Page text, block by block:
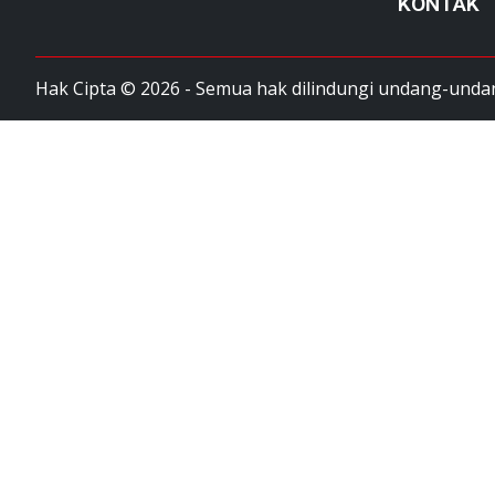
Hak Cipta © 2026 - Semua hak dilindungi undang-